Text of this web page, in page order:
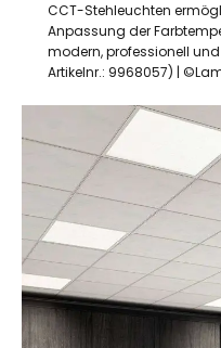
CCT-Stehleuchten
Anpassung der
modern, professionell
Artikelnr.: 9968057) |